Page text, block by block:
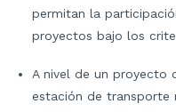
permitan la
proyectos bajo los
A nivel de un proyecto
estación de transporte